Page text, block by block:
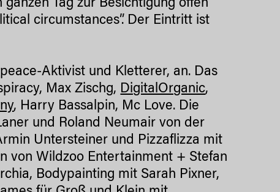
Tag zur Besichtigung offen
circumstances”. Der Eintritt ist
Aktivist und Kletterer, an. Das
Max Zischg, DigitalOrganic,
, Harry Bassalpin, Mc Love. Die
und Roland Neumair von der
Untersteiner und Pizzaflizza mit
von Wildzoo Entertainment + Stefan
Bodypainting mit Sarah Pixner,